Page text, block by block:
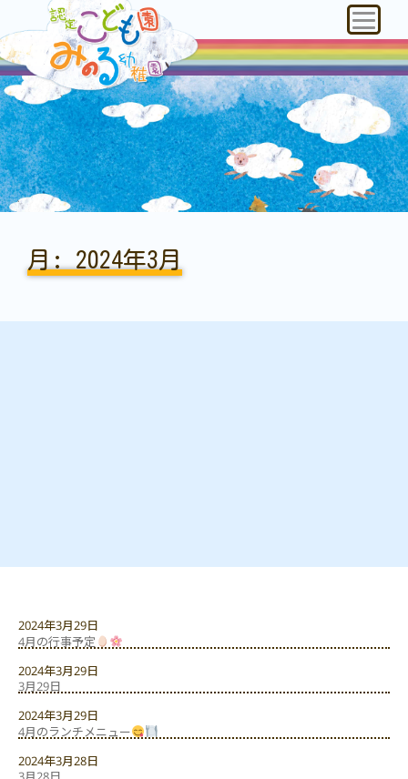
月: 2024年3月
2024年3月29日
4月の行事予定
2024年3月29日
3月29日
2024年3月29日
4月のランチメニュー
2024年3月28日